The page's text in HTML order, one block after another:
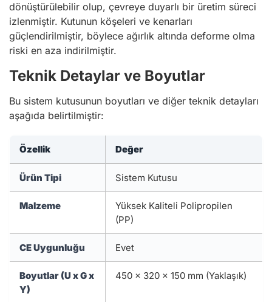
dönüştürülebilir olup, çevreye duyarlı bir üretim süreci
izlenmiştir. Kutunun köşeleri ve kenarları
güçlendirilmiştir, böylece ağırlık altında deforme olma
riski en aza indirilmiştir.
Teknik Detaylar ve Boyutlar
Bu sistem kutusunun boyutları ve diğer teknik detayları
aşağıda belirtilmiştir:
Özellik Değer
Ürün Tipi Sistem Kutusu
Malzeme
Yüksek Kaliteli Polipropilen
(PP)
CE Uygunluğu Evet
Boyutlar (U x G x
Y)
450 x 320 x 150 mm (Yaklaşık)